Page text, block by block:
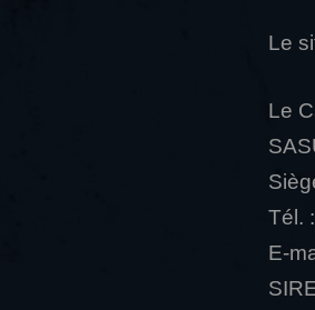
Le
Le
Tél. :
E-